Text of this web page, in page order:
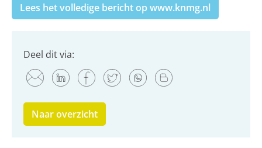
Lees het volledige bericht op www.knmg.nl
Deel dit via:
Naar overzicht